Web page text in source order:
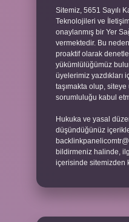
Sitemiz, 5651 Sayılı
Teknolojileri ve
onaylanmış bir Yer
vermektedir. Bu
proaktif olarak
yükümlülüğümüz
üyelerimiz yazdıkları
taşımakta olup,
sorumluluğu kabul
Hukuka ve yasal
düşündüğünüz
bildirmeniz halinde,
içerisinde sitemizden